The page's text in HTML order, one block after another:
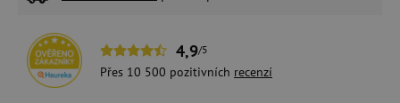
4,9/5
Přes 10 500 pozitivních recenzí